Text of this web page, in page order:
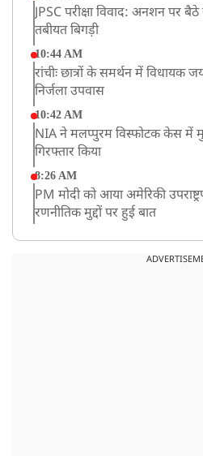
JPSC परीक्षा विवाद: अनशन पर बैठे
तबीयत बिगड़ी
10:44 AM
रांचीः छात्रों के समर्थन में विधायक
निर्जला उपवास
10:42 AM
NIA ने मलप्पुरम विस्फोटक केस में
गिरफ्तार किया
8:26 AM
PM मोदी को आया अमेरिकी
रणनीतिक मुद्दों पर हुई बात
रांची: छात्रों और झारखंड सरकार के